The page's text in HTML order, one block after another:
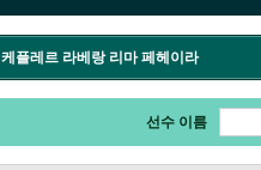
케플레르 라베랑 리마 페헤이라
선수 이름